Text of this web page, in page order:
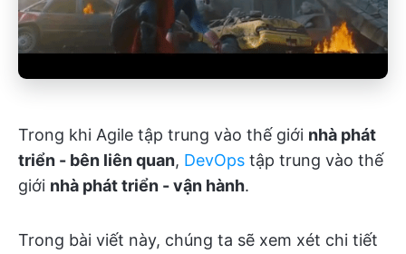
Trong khi Agile tập trung vào thế giới nhà phát
triển - bên liên quan, DevOps tập trung vào thế
giới nhà phát triển - vận hành.
Trong bài viết này, chúng ta sẽ xem xét chi tiết